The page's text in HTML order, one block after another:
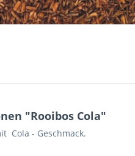
"Rooibos Cola"
Cola - Geschmack.